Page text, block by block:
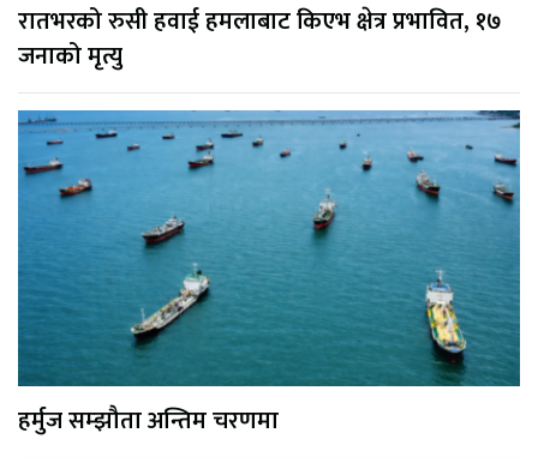
रातभरको रुसी हवाई हमलाबाट किएभ क्षेत्र प्रभावित, १७
जनाको मृत्यु
हर्मुज सम्झौता अन्तिम चरणमा